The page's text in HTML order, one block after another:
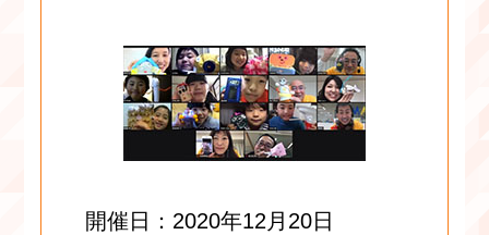
開催日：2020年12月20日